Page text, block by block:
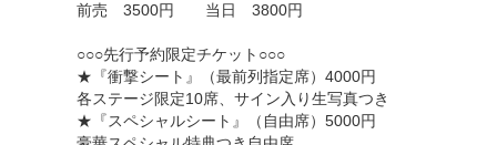
前売 3500円 当日 3800円
○○○先行予約限定チケット○○○
★『衝撃シート』（最前列指定席）4000円
各ステージ限定10席、サイン入り生写真つき
★『スペシャルシート』（自由席）5000円